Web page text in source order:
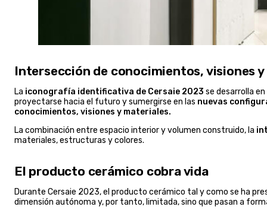
Intersección de conocimientos, visiones
La iconografía identificativa de Cersaie 2023 se desarrolla
proyectarse hacia el futuro y sumergirse en las nuevas
conocimientos, visiones y materiales.
La combinación entre espacio interior y volumen construido, la
materiales, estructuras y colores.
El producto cerámico cobra vida
Durante Cersaie 2023, el producto cerámico tal y como se ha
dimensión autónoma y, por tanto, limitada, sino que pasan a